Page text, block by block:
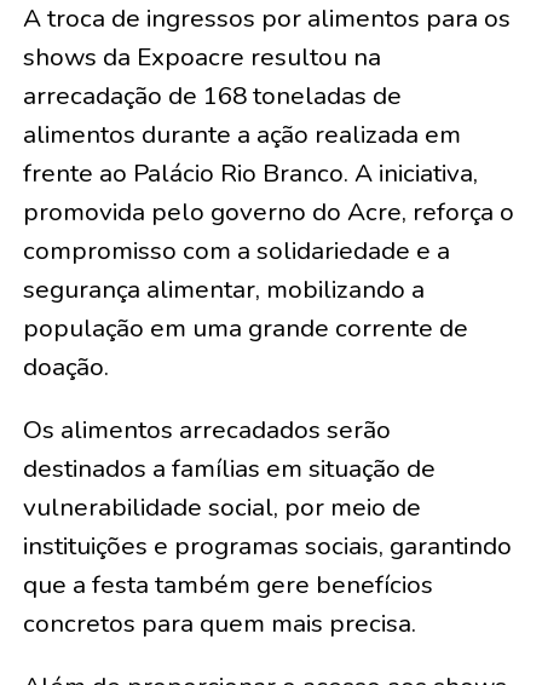
A troca de ingressos por alimentos para os
shows da Expoacre resultou na
arrecadação de 168 toneladas de
alimentos durante a ação realizada em
frente ao Palácio Rio Branco. A iniciativa,
promovida pelo governo do Acre, reforça o
compromisso com a solidariedade e a
segurança alimentar, mobilizando a
população em uma grande corrente de
doação.
Os alimentos arrecadados serão
destinados a famílias em situação de
vulnerabilidade social, por meio de
instituições e programas sociais, garantindo
que a festa também gere benefícios
concretos para quem mais precisa.